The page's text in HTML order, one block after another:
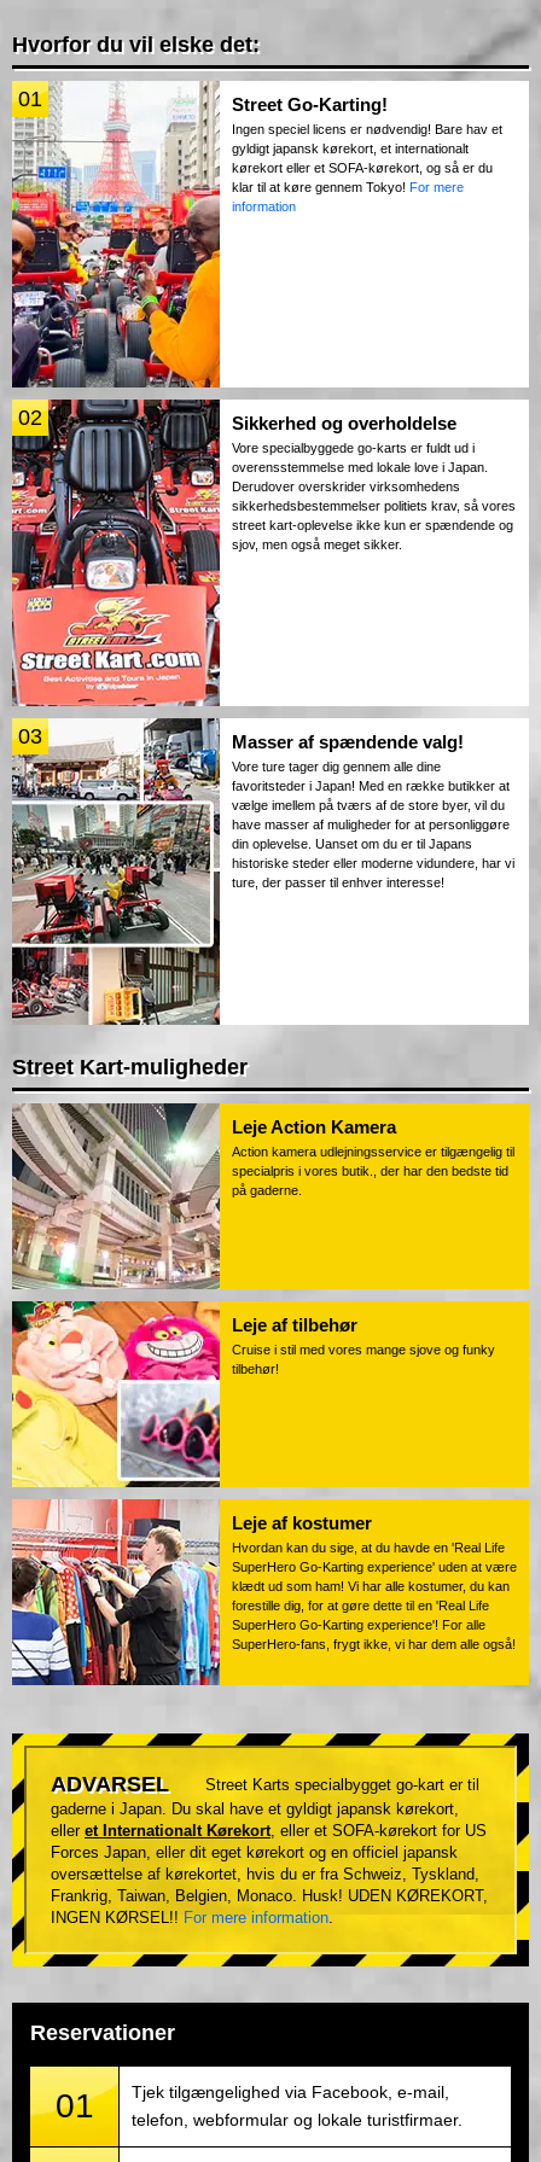
Hvorfor du vil elske det:
01 Street Go-Karting!
Ingen speciel licens er nødvendig! Bare hav et
gyldigt japansk kørekort, et internationalt
kørekort eller et SOFA-kørekort, og så er du
klar til at køre gennem Tokyo! For mere
information
02 Sikkerhed og overholdelse
Vore specialbyggede go-karts er fuldt ud i
overensstemmelse med lokale love i Japan.
Derudover overskrider virksomhedens
sikkerhedsbestemmelser politiets krav, så vores
street kart-oplevelse ikke kun er spændende og
sjov, men også meget sikker.
03 Masser af spændende valg!
Vore ture tager dig gennem alle dine
favoritsteder i Japan! Med en række butikker at
vælge imellem på tværs af de store byer, vil du
have masser af muligheder for at personliggøre
din oplevelse. Uanset om du er til Japans
historiske steder eller moderne vidundere, har vi
ture, der passer til enhver interesse!
Street Kart-muligheder
Leje Action Kamera
Action kamera udlejningsservice er tilgængelig til
specialpris i vores butik., der har den bedste tid
på gaderne.
Leje af tilbehør
Cruise i stil med vores mange sjove og funky
tilbehør!
Leje af kostumer
Hvordan kan du sige, at du havde en 'Real Life
SuperHero Go-Karting experience' uden at være
klædt ud som ham! Vi har alle kostumer, du kan
forestille dig, for at gøre dette til en 'Real Life
SuperHero Go-Karting experience'! For alle
SuperHero-fans, frygt ikke, vi har dem alle også!
ADVARSEL
Street Karts specialbygget go-kart er til
gaderne i Japan. Du skal have et gyldigt japansk kørekort,
eller et Internationalt Kørekort, eller et SOFA-kørekort for US
Forces Japan, eller dit eget kørekort og en officiel japansk
oversættelse af kørekortet, hvis du er fra Schweiz, Tyskland,
Frankrig, Taiwan, Belgien, Monaco. Husk! UDEN KØREKORT,
INGEN KØRSEL!! For mere information.
Reservationer
01
Tjek tilgængelighed via Facebook, e-mail,
telefon, webformular og lokale turistfirmaer.